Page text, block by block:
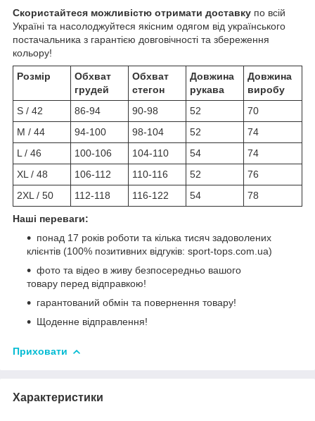
Скористайтеся можливістю отримати доставку по всій
Україні та насолоджуйтеся якісним одягом від українського
постачальника з гарантією довговічності та збереження
кольору!
Розмір
Обхват
грудей
Обхват
стегон
Довжина
рукава
Довжина
виробу
S / 42
86-94 90-98 52
70
M / 44
94-100 98-104 52
74
L / 46
100-106 104-110 54
74
XL / 48
106-112 110-116 52
76
2XL / 50
112-118 116-122 54 78
Наші переваги:
понад 17 років роботи та кілька тисяч задоволених
клієнтів (100% позитивних відгуків: sport-tops.com.ua)
фото та відео в живу безпосередньо вашого
товару перед відправкою!
гарантований обмін та повернення товару!
Щоденне відправлення!
Приховати
Характеристики